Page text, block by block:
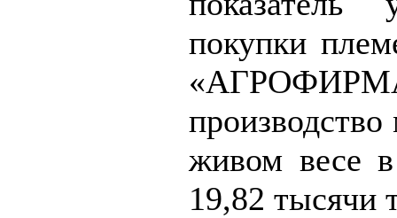
покупки
живом весе
19,82 тысячи